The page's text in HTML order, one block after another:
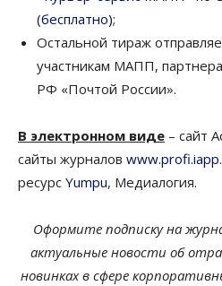
(бесплатно);
Остальной тираж
участникам МАПП,
РФ «Почтой России».
В электронном виде – сайт
сайты журналов
ресурс Yumpu, Медиалогия.
Оформите подписку на
актуальные новости об
новинках в сфере